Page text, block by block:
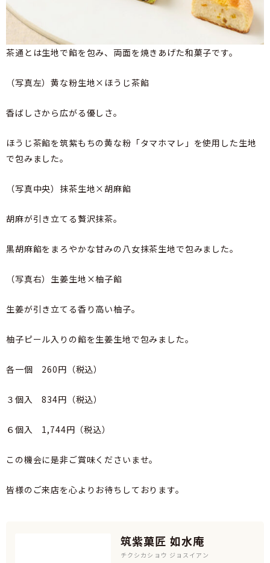
茶通とは生地で餡を包み、両面を焼きあげた和菓子です。
（写真左）黄な粉生地×ほうじ茶餡
香ばしさから広がる優しさ。
ほうじ茶餡を筑紫もちの黄な粉「タマホマレ」を使用した生地
で包みました。
（写真中央）抹茶生地×胡麻餡
胡麻が引き立てる贅沢抹茶。
黒胡麻餡をまろやかな甘みの八女抹茶生地で包みました。
（写真右）生姜生地×柚子餡
生姜が引き立てる香り高い柚子。
柚子ピール入りの餡を生姜生地で包みました。
各一個 260円（税込）
３個入 834円（税込）
６個入 1,744円（税込）
この機会に是非ご賞味くださいませ。
皆様のご来店を心よりお待ちしております。
筑紫菓匠 如水庵
チクシカショウ ジョスイアン